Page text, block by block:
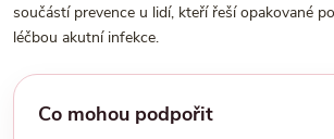
součástí prevence u lidí, kteří řeší opakované
léčbou akutní infekce.
Co mohou podpořit